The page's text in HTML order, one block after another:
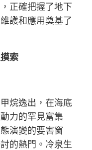
正確把握了地下
護和應用奠基了
索
烷逸出，在海底
力的罕見富集
演變的要害窗
的熱門。冷泉生